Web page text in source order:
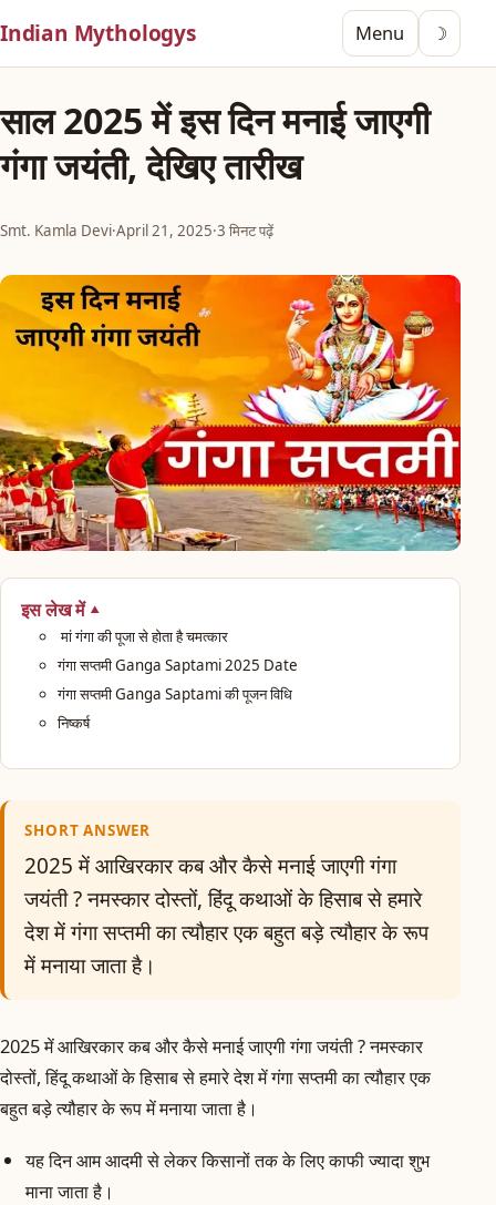
Indian Mythologys Menu ☽
साल 2025 में इस दिन मनाई जाएगी
गंगा जयंती, देखिए तारीख
Smt. Kamla Devi·April 21, 2025·3 मिनट पढ़ें
इस लेख में
मां गंगा की पूजा से होता है चमत्कार
गंगा सप्तमी Ganga Saptami 2025 Date
गंगा सप्तमी Ganga Saptami की पूजन विधि
निष्कर्ष
SHORT ANSWER
2025 में आखिरकार कब और कैसे मनाई जाएगी गंगा
जयंती ? नमस्कार दोस्तों, हिंदू कथाओं के हिसाब से हमारे
देश में गंगा सप्तमी का त्यौहार एक बहुत बड़े त्यौहार के रूप
में मनाया जाता है।
2025 में आखिरकार कब और कैसे मनाई जाएगी गंगा जयंती ? नमस्कार
दोस्तों, हिंदू कथाओं के हिसाब से हमारे देश में गंगा सप्तमी का त्यौहार एक
बहुत बड़े त्यौहार के रूप में मनाया जाता है।
यह दिन आम आदमी से लेकर किसानों तक के लिए काफी ज्यादा शुभ
माना जाता है।